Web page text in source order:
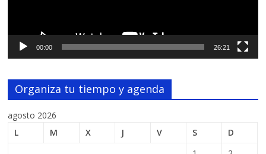
00:00 26:21
Organiza tu tiempo y agenda
agosto 2026
L
M X J V S
D